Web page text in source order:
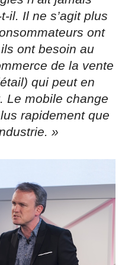
il. Il ne s’agit plus
ont
ont besoin au
de la vente
qui peut en
Le mobile change
rapidement que
»